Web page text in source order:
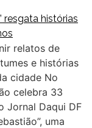
relatos de
e histórias
cidade No
celebra 33
Jornal Daqui DF
uma